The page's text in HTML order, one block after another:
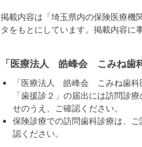
掲載内容は「埼玉県内の保険医療機
タをもとにしています。掲載内容に
「医療法人 皓峰会 こみね歯
「医療法人 皓峰会 こみね歯科
「歯援診２」の届出には訪問診
せのうえ、ご確認ください。
保険診療での訪問歯科診療は、
認ください。